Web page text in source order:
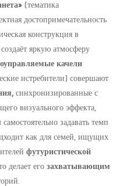
(тематика
достопримечательность
конструкция в
яркую атмосферу
качели
истребители) совершают
синхронизированные с
визуального эффекта,
задавать темп
как для семей, ищущих
футуристической
делает его захватывающим